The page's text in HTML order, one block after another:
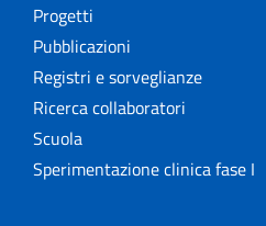
Progetti
Pubblicazioni
Registri e sorveglianze
Ricerca collaboratori
Scuola
Sperimentazione clinica fase I